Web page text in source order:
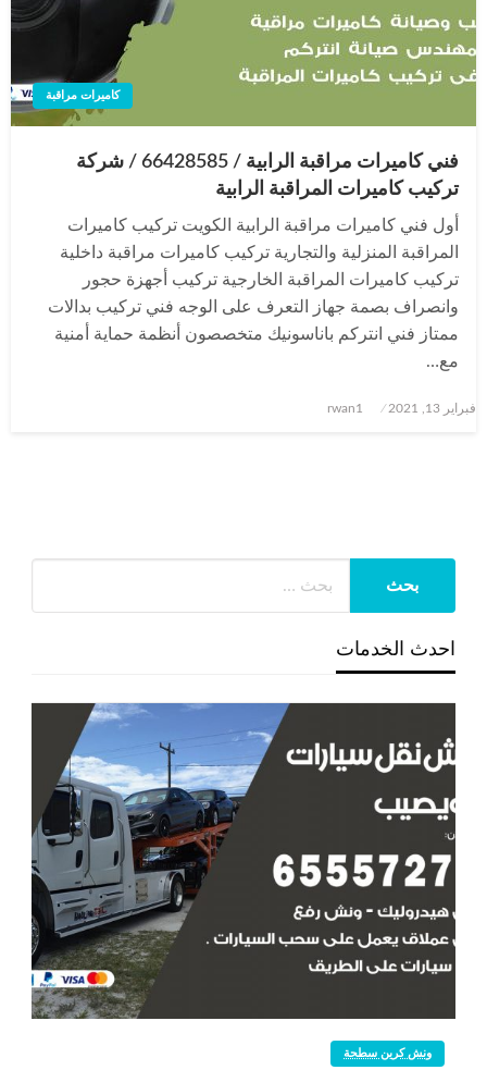
كاميرات مراقبة
فني كاميرات مراقبة الرابية / 66428585 / شركة
تركيب كاميرات المراقبة الرابية
أول فني كاميرات مراقبة الرابية الكويت تركيب كاميرات
المراقبة المنزلية والتجارية تركيب كاميرات مراقبة داخلية
تركيب كاميرات المراقبة الخارجية تركيب أجهزة حجور
وانصراف بصمة جهاز التعرف على الوجه فني تركيب بدالات
ممتاز فني انتركم باناسونيك متخصصون أنظمة حماية أمنية
مع…
نُشر
فبراير 13, 2021 rwan1
احدث الخدمات
ونش كرين سطحة